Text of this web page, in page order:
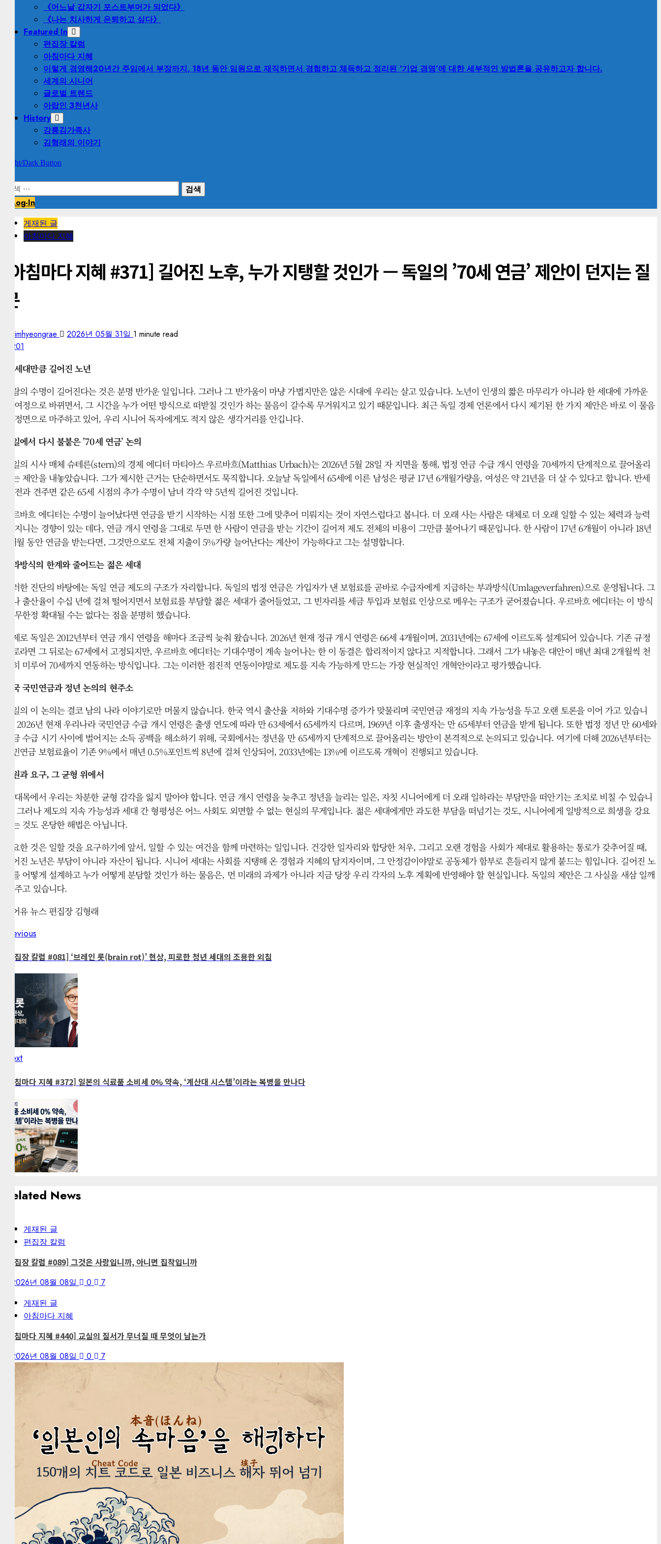
《어느날 갑자기 포스트부머가 되었다》
《나는 치사하게 은퇴하고 싶다》
Featured In
편집장 칼럼
아침마다 지혜
이렇게 경영해20년간 주임에서 부장까지, 18년 동안 임원으로 재직하면서 경험하고 체득하고 정리된 ‘기업 경영’에 대한 세부적인 방법론을 공유하고자 합니다.
세계의 시니어
글로벌 트렌드
아랍인 3천년사
History
강릉김가족사
김형래의 이야기
Light/Dark Button
Log-In
게재된 글
아침마다 지혜
[아침마다 지혜 #371] 길어진 노후, 누가 지탱할 것인가 — 독일의 ’70세 연금’ 제안이 던지는 질
문
kimhyeongrae 2026년 05월 31일 1 minute read
201
한 세대만큼 길어진 노년
사람의 수명이 길어진다는 것은 분명 반가운 일입니다. 그러나 그 반가움이 마냥 가볍지만은 않은 시대에 우리는 살고 있습니다. 노년이 인생의 짧은 마무리가 아니라 한 세대에 가까운
긴 여정으로 바뀌면서, 그 시간을 누가 어떤 방식으로 떠받칠 것인가 하는 물음이 갈수록 무거워지고 있기 때문입니다. 최근 독일 경제 언론에서 다시 제기된 한 가지 제안은 바로 이 물음
을 정면으로 마주하고 있어, 우리 시니어 독자에게도 적지 않은 생각거리를 안깁니다.
독일에서 다시 불붙은 ’70세 연금’ 논의
독일의 시사 매체 슈테른(stern)의 경제 에디터 마티아스 우르바흐(Matthias Urbach)는 2026년 5월 28일 자 지면을 통해, 법정 연금 수급 개시 연령을 70세까지 단계적으로 끌어올리
자는 제안을 내놓았습니다. 그가 제시한 근거는 단순하면서도 묵직합니다. 오늘날 독일에서 65세에 이른 남성은 평균 17년 6개월가량을, 여성은 약 21년을 더 살 수 있다고 합니다. 반세
기 전과 견주면 같은 65세 시점의 추가 수명이 남녀 각각 약 5년씩 길어진 것입니다.
우르바흐 에디터는 수명이 늘어났다면 연금을 받기 시작하는 시점 또한 그에 맞추어 미뤄지는 것이 자연스럽다고 봅니다. 더 오래 사는 사람은 대체로 더 오래 일할 수 있는 체력과 능력
을 지니는 경향이 있는 데다, 연금 개시 연령을 그대로 두면 한 사람이 연금을 받는 기간이 길어져 제도 전체의 비용이 그만큼 불어나기 때문입니다. 한 사람이 17년 6개월이 아니라 18년
6개월 동안 연금을 받는다면, 그것만으로도 전체 지출이 5%가량 늘어난다는 계산이 가능하다고 그는 설명합니다.
부과방식의 한계와 줄어드는 젊은 세대
이러한 진단의 바탕에는 독일 연금 제도의 구조가 자리합니다. 독일의 법정 연금은 가입자가 낸 보험료를 곧바로 수급자에게 지급하는 부과방식(Umlageverfahren)으로 운영됩니다. 그
러나 출산율이 수십 년에 걸쳐 떨어지면서 보험료를 부담할 젊은 세대가 줄어들었고, 그 빈자리를 세금 투입과 보험료 인상으로 메우는 구조가 굳어졌습니다. 우르바흐 에디터는 이 방식
이 무한정 확대될 수는 없다는 점을 분명히 했습니다.
실제로 독일은 2012년부터 연금 개시 연령을 해마다 조금씩 늦춰 왔습니다. 2026년 현재 정규 개시 연령은 66세 4개월이며, 2031년에는 67세에 이르도록 설계되어 있습니다. 기존 규정
대로라면 그 뒤로는 67세에서 고정되지만, 우르바흐 에디터는 기대수명이 계속 늘어나는 한 이 동결은 합리적이지 않다고 지적합니다. 그래서 그가 내놓은 대안이 매년 최대 2개월씩 천
천히 미루어 70세까지 연동하는 방식입니다. 그는 이러한 점진적 연동이야말로 제도를 지속 가능하게 만드는 가장 현실적인 개혁안이라고 평가했습니다.
한국 국민연금과 정년 논의의 현주소
독일의 이 논의는 결코 남의 나라 이야기로만 머물지 않습니다. 한국 역시 출산율 저하와 기대수명 증가가 맞물리며 국민연금 재정의 지속 가능성을 두고 오랜 토론을 이어 가고 있습니
다. 2026년 현재 우리나라 국민연금 수급 개시 연령은 출생 연도에 따라 만 63세에서 65세까지 다르며, 1969년 이후 출생자는 만 65세부터 연금을 받게 됩니다. 또한 법정 정년 만 60세와
연금 수급 시기 사이에 벌어지는 소득 공백을 해소하기 위해, 국회에서는 정년을 만 65세까지 단계적으로 끌어올리는 방안이 본격적으로 논의되고 있습니다. 여기에 더해 2026년부터는
국민연금 보험료율이 기존 9%에서 매년 0.5%포인트씩 8년에 걸쳐 인상되어, 2033년에는 13%에 이르도록 개혁이 진행되고 있습니다.
지원과 요구, 그 균형 위에서
이 대목에서 우리는 차분한 균형 감각을 잃지 말아야 합니다. 연금 개시 연령을 늦추고 정년을 늘리는 일은, 자칫 시니어에게 더 오래 일하라는 부담만을 떠안기는 조치로 비칠 수 있습니
다. 그러나 제도의 지속 가능성과 세대 간 형평성은 어느 사회도 외면할 수 없는 현실의 무게입니다. 젊은 세대에게만 과도한 부담을 떠넘기는 것도, 시니어에게 일방적으로 희생을 강요
하는 것도 온당한 해법은 아닙니다.
중요한 것은 일할 것을 요구하기에 앞서, 일할 수 있는 여건을 함께 마련하는 일입니다. 건강한 일자리와 합당한 처우, 그리고 오랜 경험을 사회가 제대로 활용하는 통로가 갖추어질 때,
길어진 노년은 부담이 아니라 자산이 됩니다. 시니어 세대는 사회를 지탱해 온 경험과 지혜의 담지자이며, 그 안정감이야말로 공동체가 함부로 흔들리지 않게 붙드는 힘입니다. 길어진 노
후를 어떻게 설계하고 누가 어떻게 분담할 것인가 하는 물음은, 먼 미래의 과제가 아니라 지금 당장 우리 각자의 노후 계획에 반영해야 할 현실입니다. 독일의 제안은 그 사실을 새삼 일깨
워 주고 있습니다.
캐어유 뉴스 편집장 김형래
Post
navigation
Previous
[편집장 칼럼 #081] ‘브레인 롯(brain rot)’ 현상, 피로한 청년 세대의 조용한 외침
NextNext
[아침마다 지혜 #372] 일본의 식료품 소비세 0% 약속, ‘계산대 시스템’이라는 복병을 만나다
Related News
게재된 글
편집장 칼럼
[편집장 칼럼 #089] 그것은 사랑입니까, 아니면 집착입니까
2026년 08월 08일 0
7
게재된 글
아침마다 지혜
[아침마다 지혜 #440] 교실의 질서가 무너질 때 무엇이 남는가
2026년 08월 08일 0 7